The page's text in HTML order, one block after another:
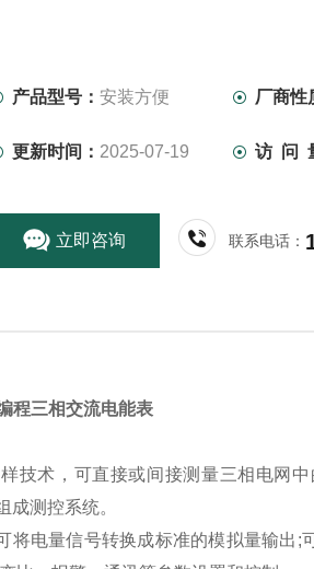
产品型号： 安装方便 厂商性
更新时间： 2025-07-19 访 问
立即咨询 联系电话：
程三相交流电能表
样技术，可直接或间接测量三相电网
测控系统。
电量信号转换成标准的模拟量输出;